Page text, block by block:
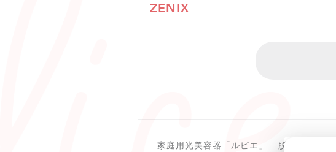
ZENIX
家庭用光美容器「ルピエ」 – 脱毛も、美肌